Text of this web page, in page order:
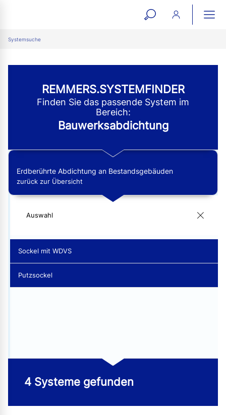
open
Systemsuche
REMMERS.SYSTEMFINDER
Finden Sie das passende System im
Bereich:
Bauwerksabdichtung
Erdberührte Abdichtung an Bestandsgebäuden
zurück zur Übersicht
Auswahl
Sockel mit WDVS
Putzsockel
4 Systeme gefunden